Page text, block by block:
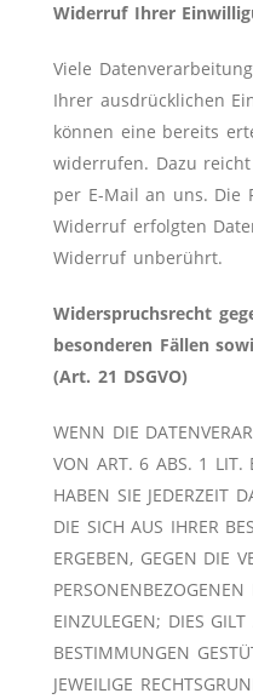
Widerruf Ihrer
Viele
Ihrer ausdrücklichen
können eine bereits
widerrufen. Dazu
per E-Mail an uns. Die
Widerruf erfolgten
Widerruf unberührt.
Widerspruchsrecht
besonderen Fällen
(Art. 21 DSGVO)
WENN DIE
VON ART. 6 ABS. 1 LIT.
HABEN SIE JEDERZEIT
DIE SICH AUS IHRER
ERGEBEN, GEGEN DIE
EINZULEGEN; DIES
BESTIMMUNGEN
JEWEILIGE